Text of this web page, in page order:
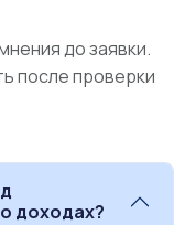
до заявки.
после проверки
доходах?